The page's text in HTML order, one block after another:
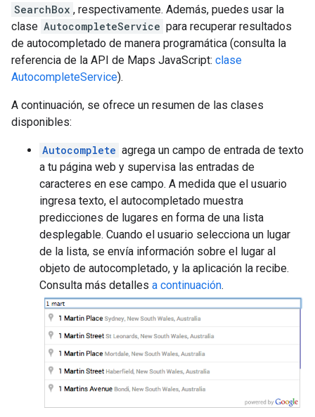
SearchBox , respectivamente. Además, puedes usar la
clase AutocompleteService para recuperar resultados
de autocompletado de manera programática (consulta la
referencia de la API de Maps JavaScript: clase
AutocompleteService).
A continuación, se ofrece un resumen de las clases
disponibles:
Autocomplete agrega un campo de entrada de texto
a tu página web y supervisa las entradas de
caracteres en ese campo. A medida que el usuario
ingresa texto, el autocompletado muestra
predicciones de lugares en forma de una lista
desplegable. Cuando el usuario selecciona un lugar
de la lista, se envía información sobre el lugar al
objeto de autocompletado, y la aplicación la recibe.
Consulta más detalles a continuación.